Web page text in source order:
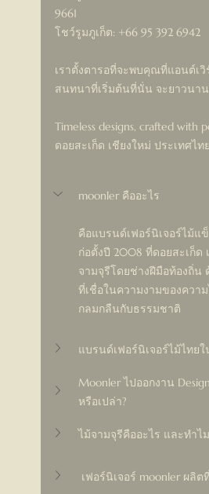
9661
โชว์รูมภูเก็ต: +66 95 392 6942
เราตั้งตารอที่จะพบคุณที่แอนต์เ
สนทนาที่เริ่มต้นที่นั่น จะยาวนา
Timeless designs, crafted with
ดอยสะเก็ด เชียงใหม่ ประเทศไทย
moonler คืออะไร
คือแบรนด์เฟอร์นิเจอร์ไม้แ
ก่อตั้งปี 2008 ที่ดอยสะเก็ด
จามจุรีโดยช่างฝีมือท้องถิ่
ที่เชื่อในความงามของคว
กลมกลืนกับธรรมชาติ
แบรนด์เฟอร์นิเจอร์ไม้ไทยใ
Moonler ไปออกงาน
หรือเปล่า?
ไม้จามจุรีคืออะไร และทำไ
เฟอร์นิเจอร์ moonler ผลิต